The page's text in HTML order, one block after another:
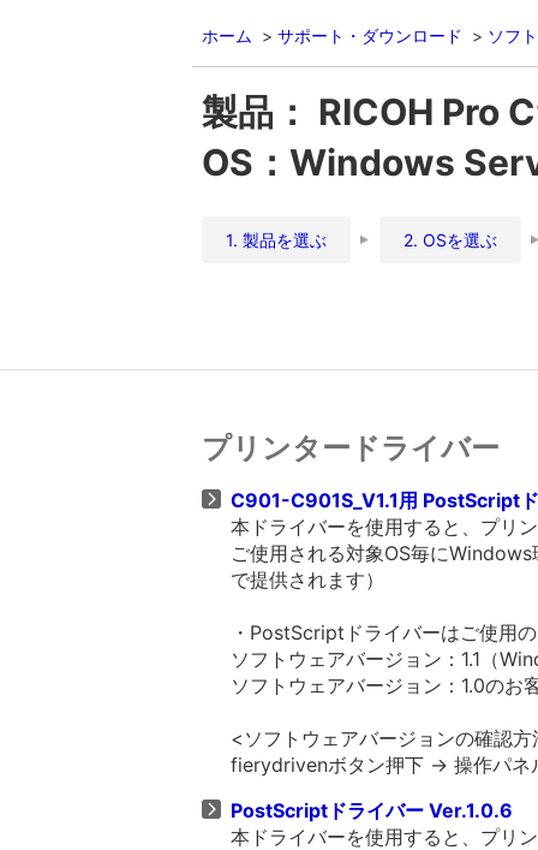
ホーム サポート・ダウンロード ソフ
製品： RICOH Pro
OS：Windows
1. 製品を選ぶ 2. OSを選ぶ
プリンタードライバー
C901-C901S_V1.1用 PostScript
本ドライバーを使用すると、プリ
ご使用される対象OS毎に
で提供されます）
・PostScriptドライバーはご使用
ソフトウェアバージョン：1.1（
ソフトウェアバージョン：1.0の
<ソフトウェアバージョンの確認
fierydrivenボタン押下 -> 操作パネ
PostScriptドライバー Ver.1.0.6
本ドライバーを使用すると、プリ